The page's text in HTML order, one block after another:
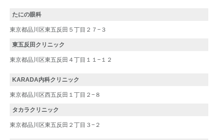
たにの眼科
東京都品川区東五反田５丁目２７−３
東五反田クリニック
東京都品川区東五反田４丁目１１−１２
KARADA内科クリニック
東京都品川区西五反田１丁目２−８
タカラクリニック
東京都品川区東五反田２丁目３−２